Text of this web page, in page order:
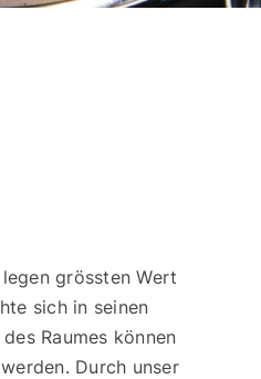
grössten Wert
sich in seinen
Raumes können
Durch unser